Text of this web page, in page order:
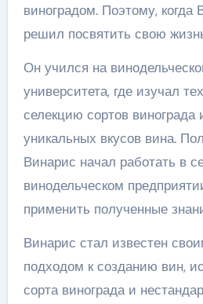
виноградом. Поэтому, когда
решил посвятить свою
Он учился на
университета, где изучал
селекцию сортов винограда
уникальных вкусов вина.
Винарис начал работать в
винодельческом
применить полученные
Винарис стал известен
подходом к созданию вин,
сорта винограда и